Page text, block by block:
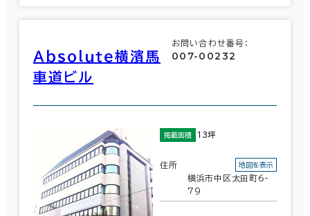
Ａｂｓｏｌｕｔｅ横濱馬
車道ビル
お問い合わせ番号：
007-00232
掲載面積 13坪
住所
横浜市中区太田町6-
79
地図を表示